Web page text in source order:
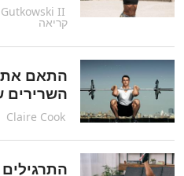
II
קריאה
התאם את
Claire Cook